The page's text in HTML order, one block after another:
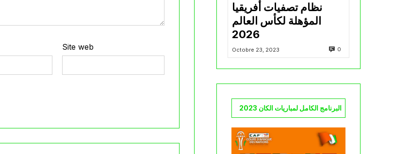
Site web
نظام تصفيات أفريقيا
المؤهلة لكأس العالم
2026
Octobre 23, 2023 0
البرنامج الكامل لمباريات الكان 2023